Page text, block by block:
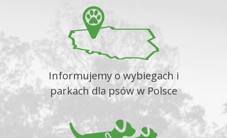
Informujemy o wybiegach i
parkach dla psów w Polsce